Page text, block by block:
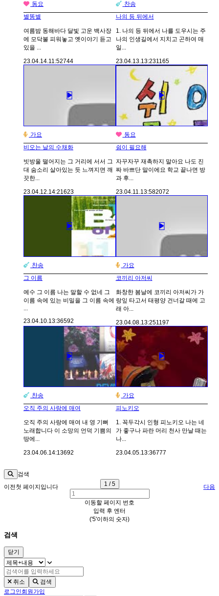
동요
별똥별
여름밤 동해바다 달빛 고운 백사장
에 모닥불 피워놓고 옛이야기 듣고
있을 ...
23.04.14.11:52744
찬송
나의 등 뒤에서
1. 나의 등 뒤에서 나를 도우시는 주
나의 인생길에서 지치고 곤하여 매
일...
23.04.13.13:231165
가요
비오는 날의 수채화
빗방울 떨어지는 그 거리에 서서 그
대 숨소리 살아있는 듯 느껴지면 깨
끗한...
23.04.12.14:21623
동요
쉼이 필요해
자꾸자꾸 재촉하지 말아요 나도 진
짜 바쁘단 말이에요 학교 끝나면 방
과 후...
23.04.11.13:582072
찬송
그 이름
예수 그 이름 나는 말할 수 없네 그
이름 속에 있는 비밀을 그 이름 속에
23.04.10. 13:36592
가요
코끼리 아저씨
화창한 봄날에 코끼리 아저씨가 가
랑잎 타고서 태평양 건너갈 때에 고
래 아...
23.04.08. 13:251197
찬송
오직 주의 사랑에 매여
오직 주의 사랑에 매여 내 영 기뻐
노래합니다 이 소망의 언덕 기쁨의
땅에...
23.04.06.14:13692
가요
피노키오
1. 꼭두각시 인형 피노키오 나는 네
가 좋구나 파란 머리 천사 만날 때는
나...
23.04.05.13:36777
검색
이전첫 페이지입니다 1 / 5
이동할 페이지 번호
입력 후 엔터
('5'이하의 숫자)
다음
검색
닫기
취소
검색
로그인회원가입